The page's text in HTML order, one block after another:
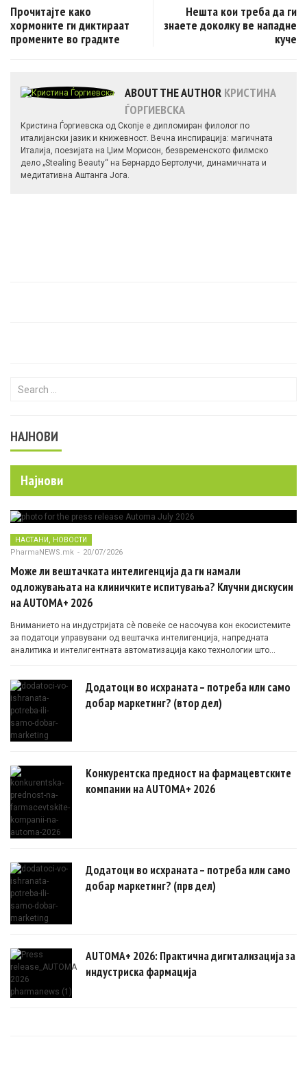
Прочитајте како
хормоните ги диктираат
промените во градите
Нешта кои треба да ги
знаете доколку ве нападне
куче
ABOUT THE AUTHOR КРИСТИНА
ЃОРГИЕВСКА
Кристина Ѓоргиевска од Скопје е дипломиран филолог по
италијански јазик и книжевност. Вечна инспирација: магичната
Италија, поезијата на Џим Морисон, безвременското филмско
дело „Stealing Beauty“ на Бернардо Бертолучи, динамичната и
медитативна Аштанга Јога.
Search for:
НАЈНОВИ
Најнови
НАСТАНИ, НОВОСТИ
PharmaNEWS.mk - 20/07/2026
Може ли вештачката интелигенција да ги намали
одложувањата на клиничките испитувања? Клучни дискусии
на AUTOMA+ 2026
Вниманието на индустријата сè повеќе се насочува кон екосистемите
за податоци управувани од вештачка интелигенција, напредната
аналитика и интелигентната автоматизација како технологии што
Додатоци во исхраната – потреба или само
добар маркетинг? (втор дел)
Конкурентска предност на фармацевтските
компании на AUTOMA+ 2026
Додатоци во исхраната – потреба или само
добар маркетинг? (прв дел)
AUTOMA+ 2026: Практична дигитализација за
индустриска фармација